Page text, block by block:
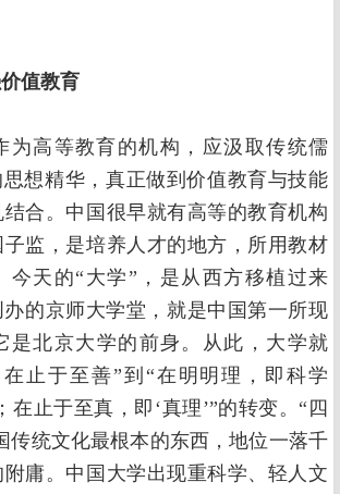
值教育
为高等教育的机构，应汲取传统儒
思想精华，真正做到价值教育与技能
合。中国很早就有高等的教育机构
监，是培养人才的地方，所用教材
今天的“大学”，是从西方移植过来
办的京师大学堂，就是中国第一所现
是北京大学的前身。从此，大学就
止于至善”到“在明明理，即科学
在止于至真，即‘真理’”的转变。“四
传统文化最根本的东西，地位一落千
庸。中国大学出现重科学、轻人文